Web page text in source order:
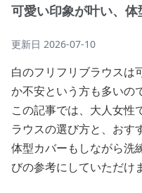
可愛い印象が叶い、体
更新日 2026-07-10
白のフリフリブラウスは
か不安という方も多いの
この記事では、大人女性
ラウスの選び方と、おす
体型カバーもしながら洗
びの参考にしていただけ